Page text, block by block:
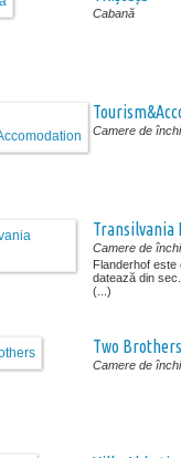
Cabană
Camere de
Transilvania
Camere de
Flanderhof este
datează din
(...)
Two Brothers
Camere de